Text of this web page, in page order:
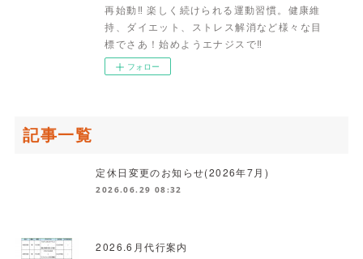
再始動‼ 楽しく続けられる運動習慣。健康維
持、ダイエット、ストレス解消など様々な目
標でさあ！始めようエナジスで‼
フォロー
記事一覧
定休日変更のお知らせ(2026年7月)
2026.06.29 08:32
2026.6月代行案内